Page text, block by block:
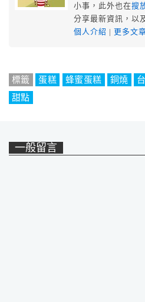
小事，此外也在搜
分享最新資訊，以
個人介紹 | 更多文
標籤 蛋糕 蜂蜜蛋糕 銅燒
甜點
一般留言